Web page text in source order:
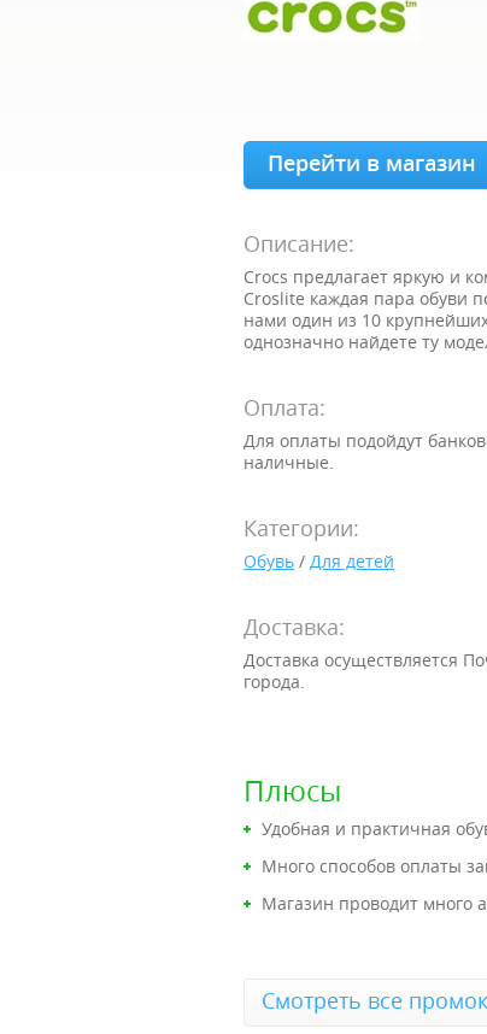
Перейти в магазин
Описание:
Crocs предлагает яркую и
Croslite каждая пара обуви
нами один из 10
однозначно найдете ту
Оплата:
Для оплаты подойдут
наличные.
Категории:
Обувь / Для детей
Доставка:
Доставка осуществляется
города.
Плюсы
Удобная и практичная
Много способов оплаты
Магазин проводит много
Смотреть все